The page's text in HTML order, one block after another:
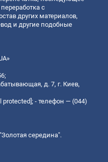
с
других материалов,
и другие подобные
д. 7, г. Киев,
protected]; - телефон — (044)
середина".